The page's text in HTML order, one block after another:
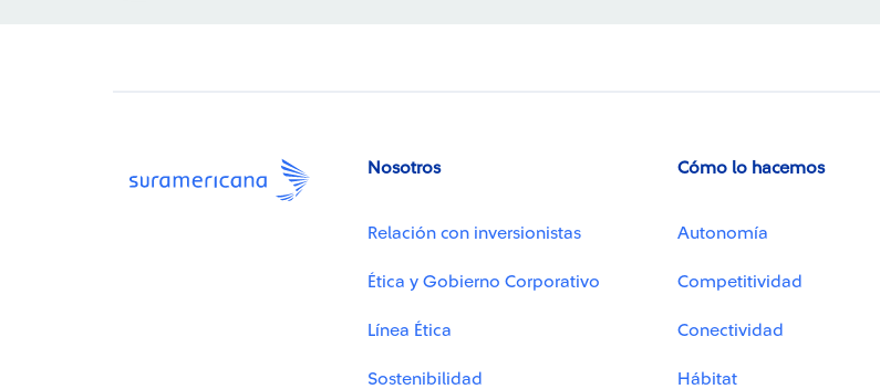
Nosotros
Relación con inversionistas
Ética y Gobierno Corporativo
Línea Ética
Sostenibilidad
Cómo lo hacemos
Autonomía
Competitividad
Conectividad
Hábitat